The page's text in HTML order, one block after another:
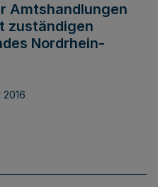
Amtshandlungen
zuständigen
Nordrhein-